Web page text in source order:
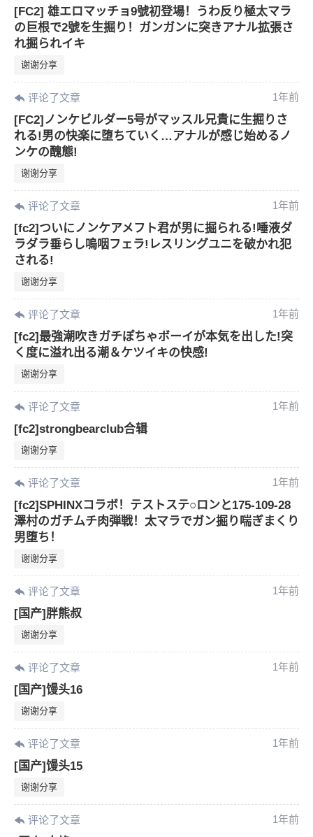
[FC2] 雄エロマッチョ9號初登場！うわ反り極太マラ
の巨根で2號を生掘り！ガンガンに突きアナル拡張さ
れ掘られイキ
谢谢分享
评论了文章 1年前
[FC2]ノンケビルダー5号がマッスル兄貴に生掘りさ
れる!男の快楽に堕ちていく…アナルが感じ始めるノ
ンケの醜態!
谢谢分享
评论了文章 1年前
[fc2]ついにノンケアメフト君が男に掘られる!唾液ダ
ラダラ垂らし嗚咽フェラ!レスリングユニを破かれ犯
される!
谢谢分享
评论了文章 1年前
[fc2]最強潮吹きガチぽちゃボーイが本気を出した!突
く度に溢れ出る潮＆ケツイキの快感!
谢谢分享
评论了文章 1年前
[fc2]strongbearclub合辑
谢谢分享
评论了文章 1年前
[fc2]SPHINXコラボ！テストステ○ロンと175-109-28
澤村のガチムチ肉弾戦！太マラでガン掘り喘ぎまくり
男堕ち！
谢谢分享
评论了文章 1年前
[国产]胖熊叔
谢谢分享
评论了文章 1年前
[国产]馒头16
谢谢分享
评论了文章 1年前
[国产]馒头15
谢谢分享
评论了文章 1年前
限。
忘记密码？